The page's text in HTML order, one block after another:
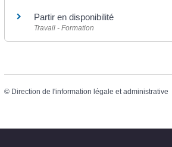
Partir en disponibilité
Travail - Formation
© Direction de l'information légale et administrative